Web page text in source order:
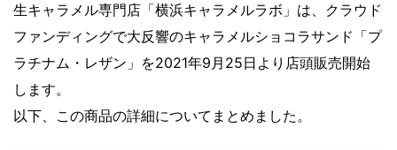
生キャラメル専門店「横浜キャラメルラボ」は、クラウド
ファンディングで大反響のキャラメルショコラサンド「プ
ラチナム・レザン」を2021年9月25日より店頭販売開始
します。
以下、この商品の詳細についてまとめました。